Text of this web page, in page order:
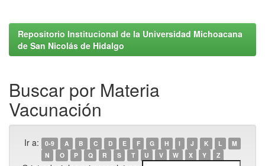
Repositorio Institucional de la Universidad Michoacana
de San Nicolás de Hidalgo
Buscar por Materia
Vacunación
Ir a: 0-9 A B C D E F G H I J K L
M
N
O P Q R S T U V W X Y Z